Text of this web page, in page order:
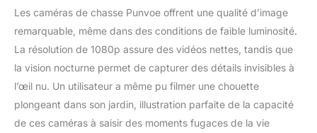
vous offrir une vue
étendue sur le terrain,
indispensable pour la
chasse, l'observation de
la faune, la surveillance
de la ferme, la cour
arrière, l'observation de
la croissance des
plantes, la sécurité des
Les caméras de chasse Punvoe offrent une qualité d’image
remarquable, même dans des conditions de faible luminosité.
La résolution de 1080p assure des vidéos nettes, tandis que
la vision nocturne permet de capturer des détails invisibles à
l’œil nu. Un utilisateur a même pu filmer une chouette
plongeant dans son jardin, illustration parfaite de la capacité
de ces caméras à saisir des moments fugaces de la vie